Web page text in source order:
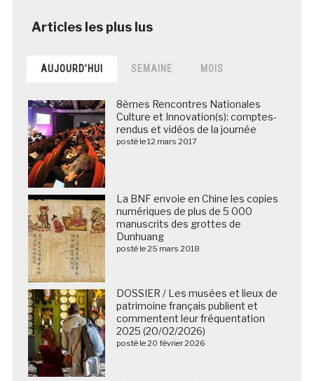
AUJOURD’HUI SEMAINE MOIS
8èmes Rencontres Nationales
Culture et Innovation(s): comptes-
rendus et vidéos de la journée
posté le 12 mars 2017
La BNF envoie en Chine les copies
numériques de plus de 5 000
manuscrits des grottes de
Dunhuang
posté le 25 mars 2018
DOSSIER / Les musées et lieux de
patrimoine français publient et
commentent leur fréquentation
2025 (20/02/2026)
posté le 20 février 2026